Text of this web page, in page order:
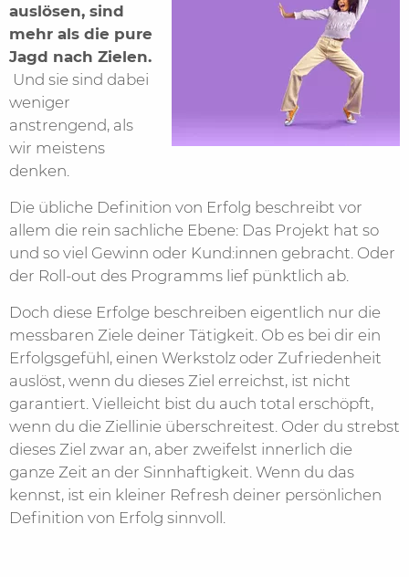
auslösen, sind
mehr als die pure
Jagd nach Zielen.
Und sie sind dabei
weniger
anstrengend, als
wir meistens
denken.
Die übliche Definition von Erfolg beschreibt vor
allem die rein sachliche Ebene: Das Projekt hat so
und so viel Gewinn oder Kund:innen gebracht. Oder
der Roll-out des Programms lief pünktlich ab.
Doch diese Erfolge beschreiben eigentlich nur die
messbaren Ziele deiner Tätigkeit. Ob es bei dir ein
Erfolgsgefühl, einen Werkstolz oder Zufriedenheit
auslöst, wenn du dieses Ziel erreichst, ist nicht
garantiert. Vielleicht bist du auch total erschöpft,
wenn du die Ziellinie überschreitest. Oder du strebst
dieses Ziel zwar an, aber zweifelst innerlich die
ganze Zeit an der Sinnhaftigkeit. Wenn du das
kennst, ist ein kleiner Refresh deiner persönlichen
Definition von Erfolg sinnvoll.